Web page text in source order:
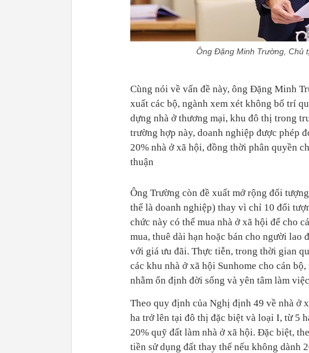
Ông Đặng Minh Trường, Chủ
Cùng nói về vấn đề này, ông Đặng Minh
xuất các bộ, ngành xem xét không bố trí
dựng nhà ở thương mại, khu đô thị trong
trường hợp này, doanh nghiệp được phép
20% nhà ở xã hội, đồng thời phân quyền
thuận
Ông Trường còn đề xuất mở rộng đối
thể là doanh nghiệp) thay vì chỉ 10 đối
chức này có thể mua nhà ở xã hội để cho
mua, thuê dài hạn hoặc bán cho người lao
với giá ưu đãi. Thực tiễn, trong thời gian
các khu nhà ở xã hội Sunhome cho cán
nhằm ổn định đời sống và yên tâm làm
Theo quy định của Nghị định 49 về nhà ở
ha trở lên tại đô thị đặc biệt và loại I, từ 5
20% quỹ đất làm nhà ở xã hội. Đặc biệt,
tiền sử dụng đất thay thế nếu không dành